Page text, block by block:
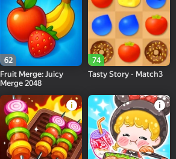
62
Fruit Merge: Juicy
Merge 2048
74
Tasty Story - Match3